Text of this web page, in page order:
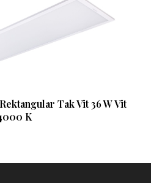
Rektangular Tak Vit 36 W Vit
K